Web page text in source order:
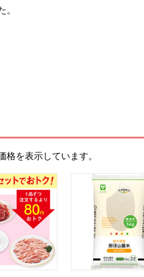
。
を表示しています。